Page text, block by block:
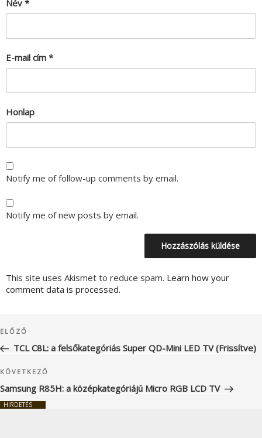
Név *
E-mail cím *
Honlap
Notify me of follow-up comments by email.
Notify me of new posts by email.
This site uses Akismet to reduce spam. Learn how your
comment data is processed.
navigáció
Korábbi
bejegyzés
ELŐZŐ
TCL C8L: a felsőkategóriás Super QD-Mini LED TV (Frissítve)
Következő
bejegyzés
KÖVETKEZŐ
Samsung R85H: a középkategóriájú Micro RGB LCD TV
HIRDETÉS